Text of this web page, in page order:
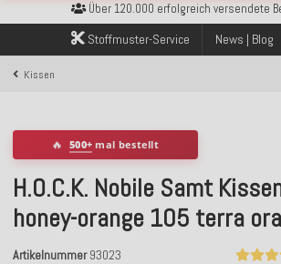
Sicher bezahlen mit Klarna, PayPal &
Kostenloser Versand innerhalb
Über 120.000 erfolgreich versendete
Sicher bezahlen mit Klarna, PayPal &
Kostenloser Versand innerhalb Deutschlands
Stoffmuster-Service News | Blog
Kissen
🔥 500+ mal bestellt
H.O.C.K. Nobile Samt
honey-orange 105 terra
Artikelnummer 93023